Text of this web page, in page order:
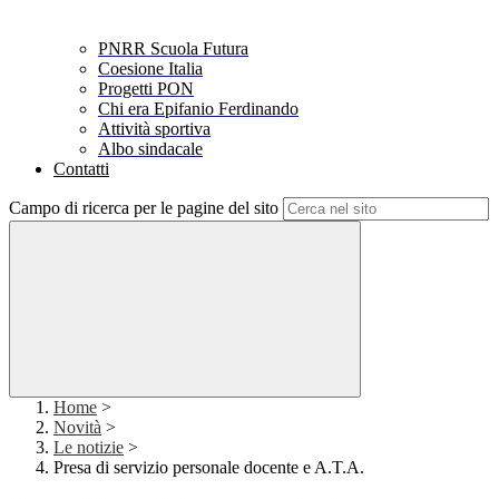
PNRR Scuola Futura
Coesione Italia
Progetti PON
Chi era Epifanio Ferdinando
Attività sportiva
Albo sindacale
Contatti
Campo di ricerca per le pagine del sito
Home >
Novità >
Le notizie >
Presa di servizio personale docente e A.T.A.